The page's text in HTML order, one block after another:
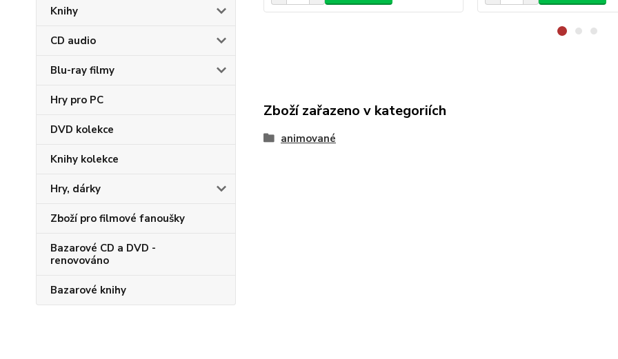
Knihy
CD audio
Blu-ray filmy
Hry pro PC
DVD kolekce
Knihy kolekce
Hry, dárky
Zboží pro filmové fanoušky
Bazarové CD a DVD -
renovováno
Bazarové knihy
Zboží zařazeno v kategoriích
animované